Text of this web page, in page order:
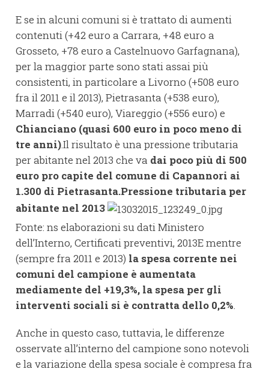
E se in alcuni comuni si è trattato di aumenti
contenuti (+42 euro a Carrara, +48 euro a
Grosseto, +78 euro a Castelnuovo Garfagnana),
per la maggior parte sono stati assai più
consistenti, in particolare a Livorno (+508 euro
fra il 2011 e il 2013), Pietrasanta (+538 euro),
Marradi (+540 euro), Viareggio (+556 euro) e
Chianciano (quasi 600 euro in poco meno di
tre anni).Il risultato è una pressione tributaria
per abitante nel 2013 che va dai poco più di 500
euro pro capite del comune di Capannori ai
1.300 di Pietrasanta.Pressione tributaria per
abitante nel 2013
Fonte: ns elaborazioni su dati Ministero
dell’Interno, Certificati preventivi, 2013E mentre
(sempre fra 2011 e 2013) la spesa corrente nei
comuni del campione è aumentata
mediamente del +19,3%, la spesa per gli
interventi sociali si è contratta dello 0,2%.
Anche in questo caso, tuttavia, le differenze
osservate all’interno del campione sono notevoli
e la variazione della spesa sociale è compresa fra